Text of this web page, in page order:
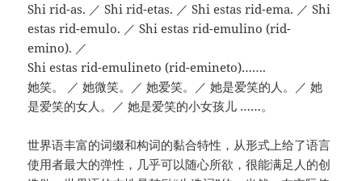
Shi rid-as. ／ Shi rid-etas. ／ Shi estas rid-ema. ／ Shi
estas rid-emulo. ／ Shi estas rid-emulino (rid-
emino). ／
Shi estas rid-emulineto (rid-emineto)…….
她笑。 ／ 她微笑。／ 她爱笑。／ 她是爱笑的人。／ 她
是爱笑的女人。／ 她是爱笑的小女孩儿 ……。
世界语丰富的词缀和构词的黏合特性，从形式上给了语言
使用者最大的弹性，几乎可以随心所欲，很能满足人的创